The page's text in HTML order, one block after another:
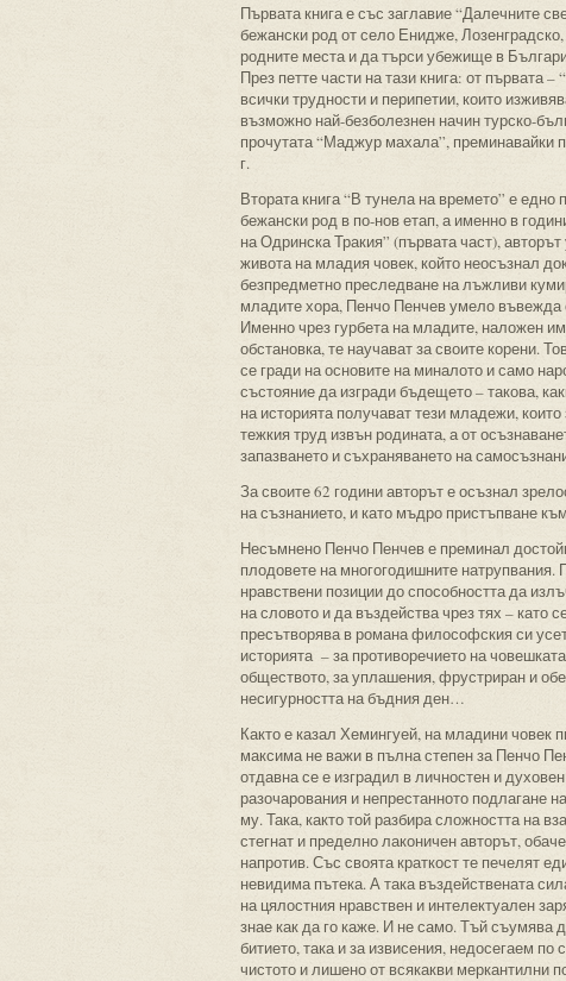
Първата книга е със заглавие “Далечните
бежански род от село Енидже,
родните места и да търси убежище в
През петте части на тази книга: от първата
всички трудности и перипетии, които
възможно най-безболезнен начин турско-
прочутата “Маджур махала”, преминавайки
г.
Втората книга “В тунела на времето” е
бежански род в по-нов етап, а именно в
на Одринска Тракия” (първата част),
живота на младия човек, който неосъзнал
безпредметно преследване на лъжливи
младите хора, Пенчо Пенчев умело въвежда
Именно чрез гурбета на младите, наложен
обстановка, те научават за своите корени.
се гради на основите на миналото и само
състояние да изгради бъдещето – такова,
на историята получават тези младежи,
тежкия труд извън родината, а от
запазването и съхраняването на
За своите 62 години авторът е осъзнал
на съзнанието, и като мъдро пристъпване
Несъмнено Пенчо Пенчев е преминал
плодовете на многогодишните натрупвания.
нравствени позиции до способността да
на словото и да въздейства чрез тях –
пресътворява в романа философския си
историята – за противоречието на
обществото, за уплашения, фрустриран и
несигурността на бъдния ден…
Както е казал Хемингуей, на младини човек
максима не важи в пълна степен за Пенчо
отдавна се е изградил в личностен и
разочарования и непрестанното подлагане
му. Така, както той разбира сложността на
стегнат и пределно лаконичен авторът,
напротив. Със своята краткост те печелят
невидима пътека. А така въздействената
на цялостния нравствен и интелектуален
знае как да го каже. И не само. Тъй съумява
битието, така и за извисения, недосегаем по
чистото и лишено от всякакви меркантилни